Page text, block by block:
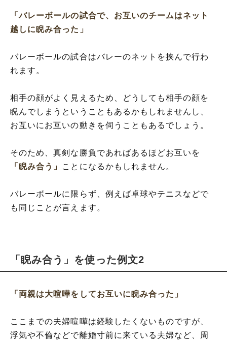
「バレーボールの試合で、お互いのチームはネット
越しに睨み合った」
バレーボールの試合はバレーのネットを挟んで行わ
れます。
相手の顔がよく見えるため、どうしても相手の顔を
睨んでしまうということもあるかもしれませんし、
お互いにお互いの動きを伺うこともあるでしょう。
そのため、真剣な勝負であればあるほどお互いを
「睨み合う」 ことになるかもしれません。
バレーボールに限らず、例えば卓球やテニスなどで
も同じことが言えます。
「睨み合う」を使った例文2
「両親は大喧嘩をしてお互いに睨み合った」
ここまでの夫婦喧嘩は経験したくないものですが、
浮気や不倫などで離婚寸前に来ている夫婦など、周